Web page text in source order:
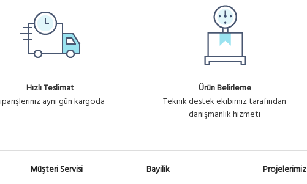
Hızlı Teslimat
aynı gün kargoda
Ürün Belirleme
Teknik destek ekibimiz tarafından
danışmanlık hizmeti
Müşteri Servisi
Bayilik
Projelerimiz